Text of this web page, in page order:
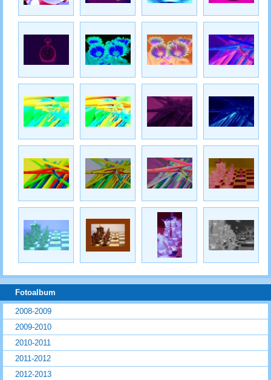
Fotoalbum
2008-2009
2009-2010
2010-2011
2011-2012
2012-2013